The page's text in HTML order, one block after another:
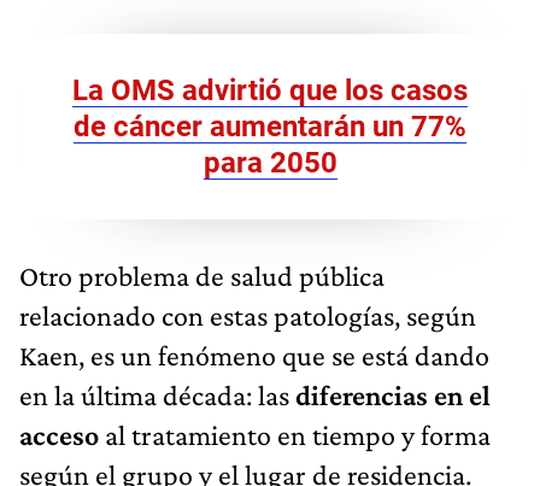
La OMS advirtió que los casos
de cáncer aumentarán un 77%
para 2050
Otro problema de salud pública
relacionado con estas patologías, según
Kaen, es un fenómeno que se está dando
en la última década: lasdiferencias en el
acceso al tratamiento en tiempo y forma
según el grupo y el lugar de residencia.